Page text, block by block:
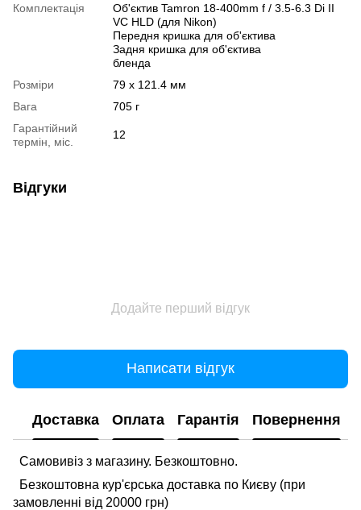
Комплектація
Об'єктив Tamron 18-400mm f / 3.5-6.3 Di II
VC HLD (для Nikon)
Передня кришка для об'єктива
Задня кришка для об'єктива
бленда
Розміри
79 x 121.4 мм
Вага
705 г
Гарантійний
термін, міс.
12
Відгуки
Додайте перший відгук
Написати відгук
Доставка Оплата Гарантія Повернення
Самовивіз з магазину. Безкоштовно.
Безкоштовна кур'єрська доставка по Києву (при
замовленні від 20000 грн)